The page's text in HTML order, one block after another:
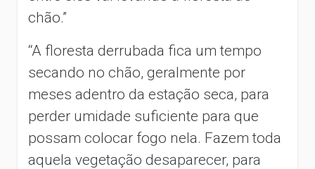
chão.”
“A floresta derrubada fica um tempo
secando no chão, geralmente por
meses adentro da estação seca, para
perder umidade suficiente para que
possam colocar fogo nela. Fazem toda
aquela vegetação desaparecer, para